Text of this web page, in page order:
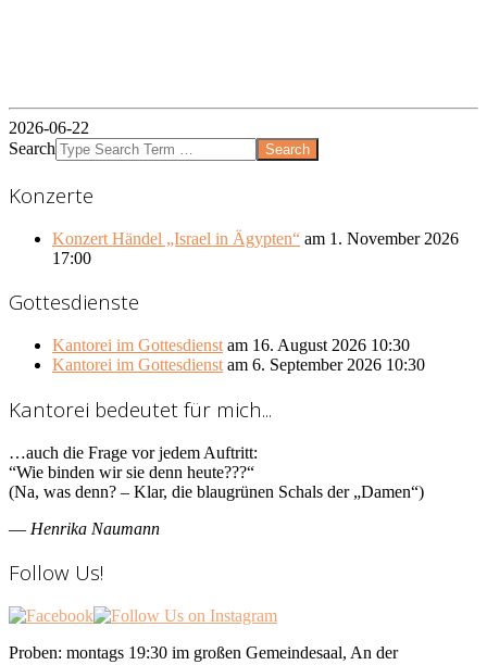
2026-06-22
Search
Konzerte
Konzert Händel „Israel in Ägypten“ am 1. November 2026
17:00
Gottesdienste
Kantorei im Gottesdienst am 16. August 2026 10:30
Kantorei im Gottesdienst am 6. September 2026 10:30
Kantorei bedeutet für mich...
…auch die Frage vor jedem Auftritt:
“Wie binden wir sie denn heute???“
(Na, was denn? – Klar, die blaugrünen Schals der „Damen“)
— Henrika Naumann
Follow Us!
Proben: montags 19:30 im großen Gemeindesaal, An der